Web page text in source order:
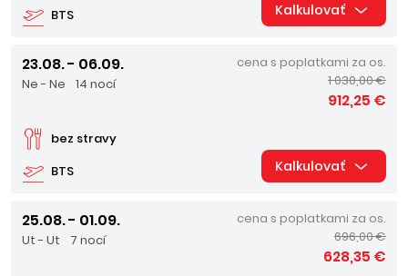
BTS Kalkulovať
23.08. - 06.09.
Ne - Ne 14 nocí
BTS
bez stravy
cena s poplatkami za os.
1 030,00 €
912,25 €
Kalkulovať
25.08. - 01.09.
Ut - Ut 7 nocí
cena s poplatkami za os.
696,00 €
628,35 €